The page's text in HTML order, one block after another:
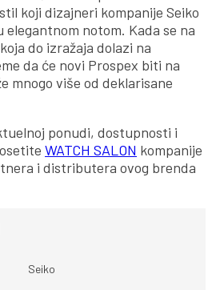
koji dizajneri kompanije Seiko
notom. Kada se na
do izražaja dolazi na
da će novi Prospex biti na
mnogo više od deklarisane
ponudi, dostupnosti i
WATCH SALON kompanije
i distributera ovog brenda
Seiko